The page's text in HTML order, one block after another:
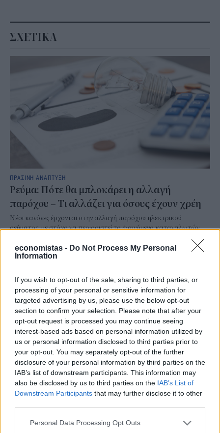
economistas - Do Not Process My Personal
Information
If you wish to opt-out of the sale, sharing to third parties, or
processing of your personal or sensitive information for
targeted advertising by us, please use the below opt-out
section to confirm your selection. Please note that after your
opt-out request is processed you may continue seeing
interest-based ads based on personal information utilized by
us or personal information disclosed to third parties prior to
your opt-out. You may separately opt-out of the further
disclosure of your personal information by third parties on the
IAB’s list of downstream participants. This information may
also be disclosed by us to third parties on the IAB’s List of
Downstream Participants that may further disclose it to other
Personal Data Processing Opt Outs
ΣΧΕΤΙΚΑ
ΠΡΑΣΙΝΗ ΑΝΑΠΤΥΞΗ
Ρεύμα: Πότε θα μπλοκάρει η αλλαγή
παρόχου – Τι αλλάζει για όσους έχουν χρέη
Νέοι κανόνες έρχονται στην αλλαγή παρόχου ηλεκτρικού
ρεύματος, με στόχο να περιοριστεί το φαινόμενο καταναλωτών
που μετακινούνται από εταιρεία σε εταιρεία αφήνοντας πίσω
ανεξόφλητες οφειλές.
NEWSROOM/07 Αυγ 2026
αγορές κρατά ψηλά τις τιμές των καυσίμων